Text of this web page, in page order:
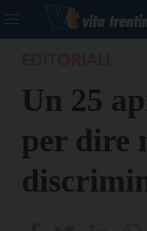
Un 25
per dire